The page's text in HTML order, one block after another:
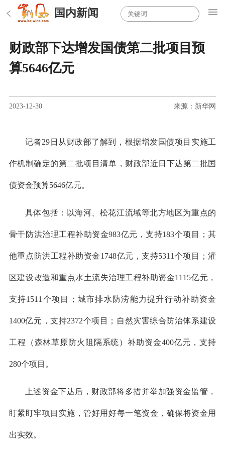
国内新闻
财政部下达增发国债第二批项目预
算5646亿元
2023-12-30 来源：新华网
记者29日从财政部了解到，根据增发国债项目实施工
作机制确定的第二批项目清单，财政部近日下达第二批国
债资金预算5646亿元。
具体包括：以海河、松花江流域等北方地区为重点的
骨干防洪治理工程补助资金983亿元，支持183个项目；其
他重点防洪工程补助资金1748亿元，支持5311个项目；灌
区建设改造和重点水土流失治理工程补助资金1115亿元，
支持1511个项目；城市排水防涝能力提升行动补助资金
1400亿元，支持2372个项目；自然灾害综合防治体系建设
工程（森林草原防火阻隔系统）补助资金400亿元，支持
280个项目。
上述资金下达后，财政部将多措并举加强资金监管，
盯紧盯牢项目实施，管好用好每一笔资金，确保将资金用
出实效。